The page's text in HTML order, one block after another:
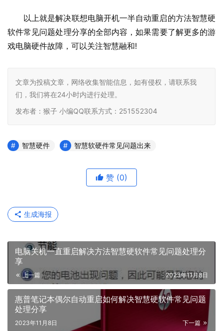
以上就是解决联想电脑开机一半自动重启的方法智慧硬
软件常见问题处理分享的全部内容，如果需要了解更多的游
戏电脑硬件故障，可以关注智慧融和
文章为投稿文章，网络收集智能信息，如有侵权，请联系我
们，我们将在24小时内进行处理。
发布者：猴子 小编QQ联系方式：251552304
智慧硬件 智慧软硬件常见问题出来
赞 (0)
生成海报
电脑关机一直重启解决方法智慧硬软件常见问题处理分
享
上一篇 2023年11月8日
惠普笔记本偶尔自动重启如何解决智慧硬软件常见问题
处理分享
下一篇
2023年11月8日